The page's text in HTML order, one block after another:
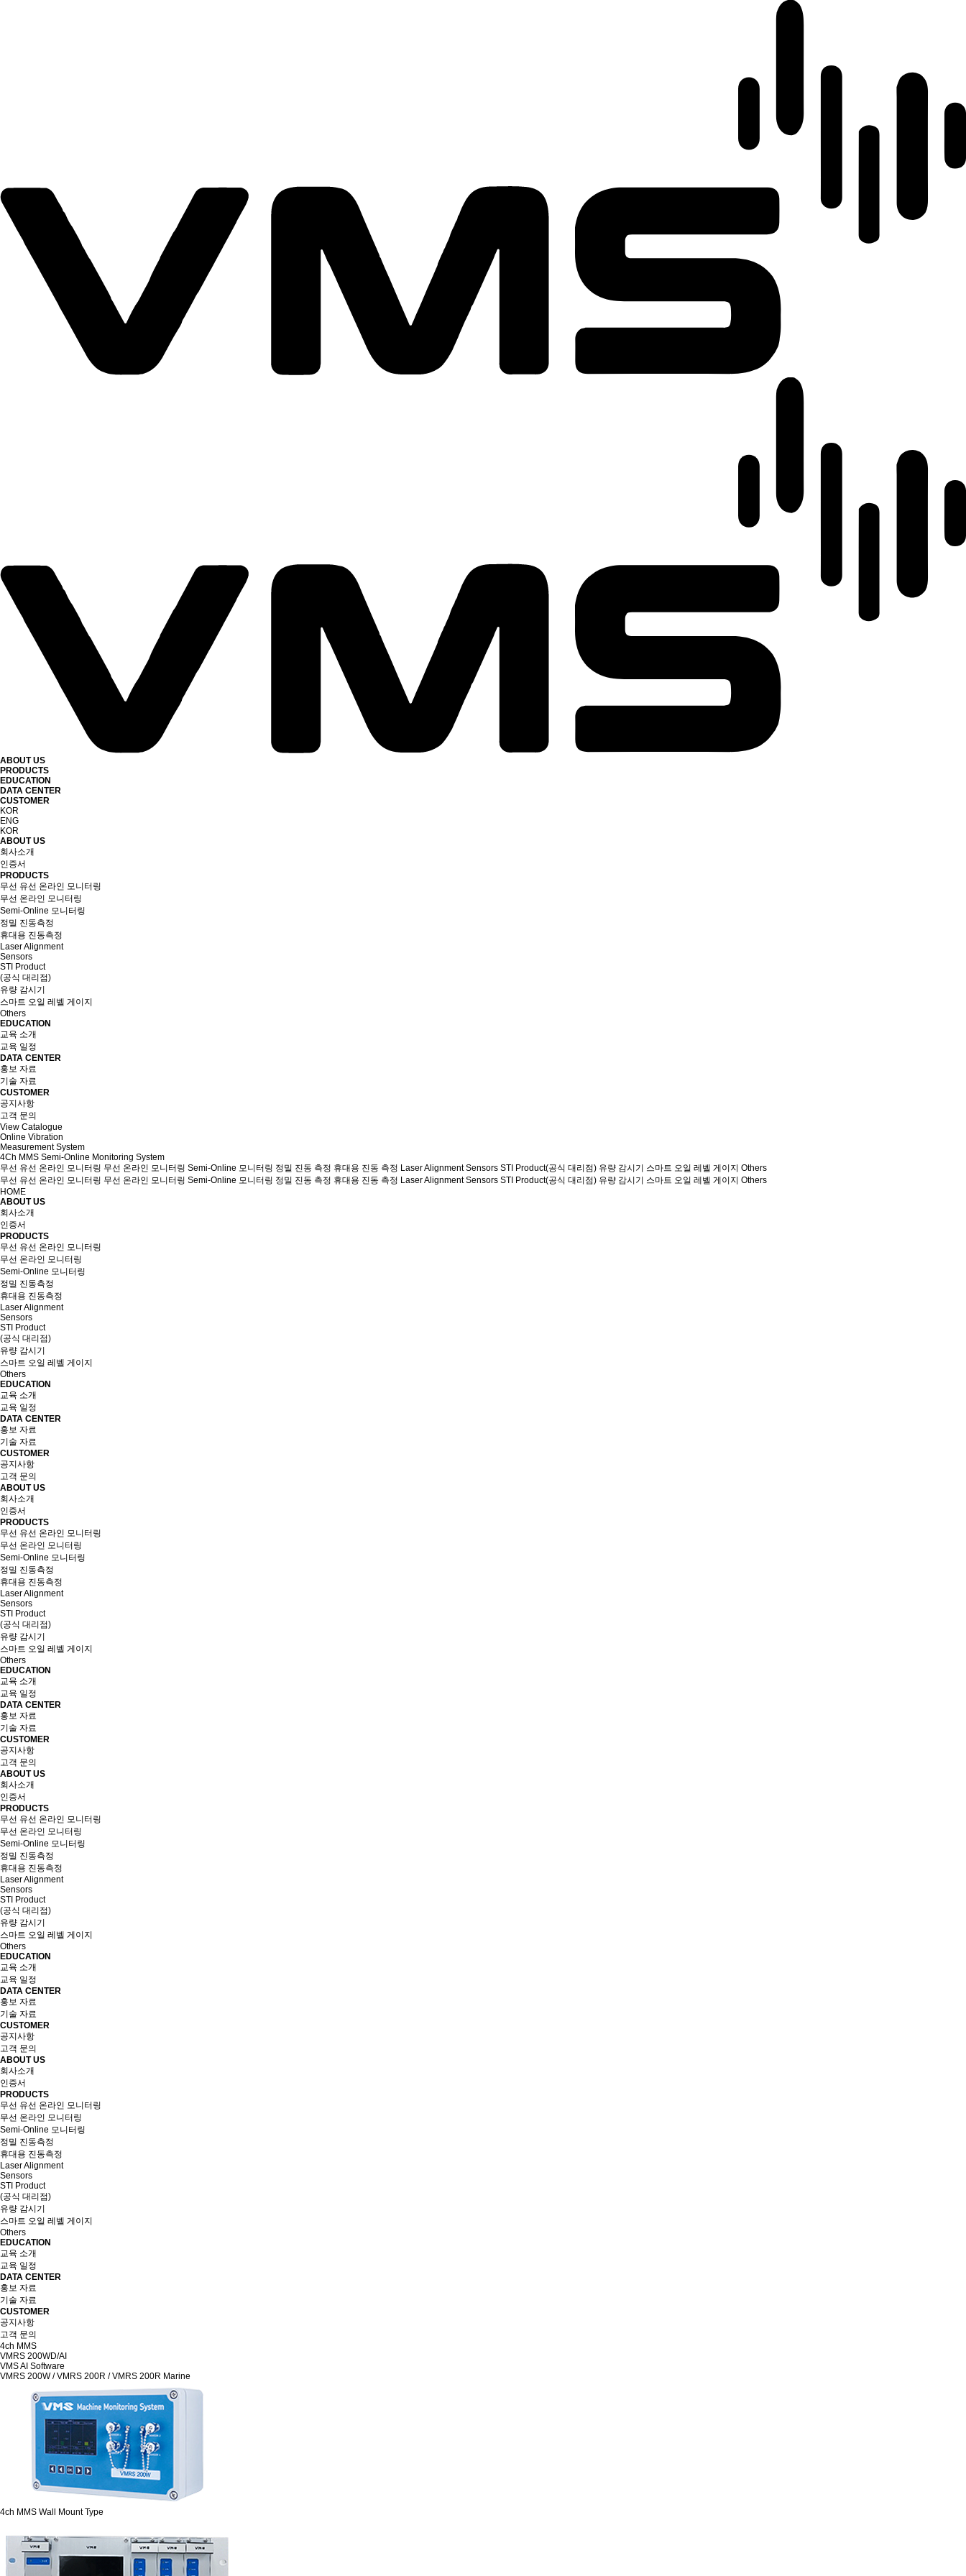
ABOUT US
PRODUCTS
EDUCATION
DATA CENTER
CUSTOMER
KOR
ENG
KOR
ABOUT US
회사소개
인증서
PRODUCTS
무선 유선 온라인 모니터링
무선 온라인 모니터링
Semi-Online 모니터링
정밀 진동측정
휴대용 진동측정
Laser Alignment
Sensors
STI Product
(공식 대리점)
유량 감시기
스마트 오일 레벨 게이지
Others
EDUCATION
교육 소개
교육 일정
DATA CENTER
홍보 자료
기술 자료
CUSTOMER
공지사항
고객 문의
View Catalogue
Online Vibration
Measurement System
4Ch MMS Semi-Online Monitoring System
무선 유선 온라인 모니터링 무선 온라인 모니터링 Semi-Online 모니터링 정밀 진동 측정 휴대용 진동 측정 Laser AlignmentSensors STI Product(공식 대리점) 유량 감시기 스마트 오일 레벨 게이지 Others
무선 유선 온라인 모니터링 무선 온라인 모니터링 Semi-Online 모니터링 정밀 진동 측정 휴대용 진동 측정 Laser AlignmentSensors STI Product(공식 대리점) 유량 감시기 스마트 오일 레벨 게이지 Others
HOME
ABOUT US
회사소개
인증서
PRODUCTS
무선 유선 온라인 모니터링
무선 온라인 모니터링
Semi-Online 모니터링
정밀 진동측정
휴대용 진동측정
Laser Alignment
Sensors
STI Product
(공식 대리점)
유량 감시기
스마트 오일 레벨 게이지
Others
EDUCATION
교육 소개
교육 일정
DATA CENTER
홍보 자료
기술 자료
CUSTOMER
공지사항
고객 문의
ABOUT US
회사소개
인증서
PRODUCTS
무선 유선 온라인 모니터링
무선 온라인 모니터링
Semi-Online 모니터링
정밀 진동측정
휴대용 진동측정
Laser Alignment
Sensors
STI Product
(공식 대리점)
유량 감시기
스마트 오일 레벨 게이지
Others
EDUCATION
교육 소개
교육 일정
DATA CENTER
홍보 자료
기술 자료
CUSTOMER
공지사항
고객 문의
ABOUT US
회사소개
인증서
PRODUCTS
무선 유선 온라인 모니터링
무선 온라인 모니터링
Semi-Online 모니터링
정밀 진동측정
휴대용 진동측정
Laser Alignment
Sensors
STI Product
(공식 대리점)
유량 감시기
스마트 오일 레벨 게이지
Others
EDUCATION
교육 소개
교육 일정
DATA CENTER
홍보 자료
기술 자료
CUSTOMER
공지사항
고객 문의
ABOUT US
회사소개
인증서
PRODUCTS
무선 유선 온라인 모니터링
무선 온라인 모니터링
Semi-Online 모니터링
정밀 진동측정
휴대용 진동측정
Laser Alignment
Sensors
STI Product
(공식 대리점)
유량 감시기
스마트 오일 레벨 게이지
Others
EDUCATION
교육 소개
교육 일정
DATA CENTER
홍보 자료
기술 자료
CUSTOMER
공지사항
고객 문의
4ch MMS
VMRS 200WD/AI
VMS AI Software
VMRS 200W / VMRS 200R / VMRS 200R Marine
4ch MMS Wall Mount Type